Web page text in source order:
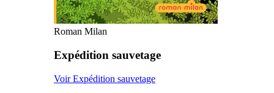
Roman Milan
Expédition sauvetage
Voir Expédition sauvetage